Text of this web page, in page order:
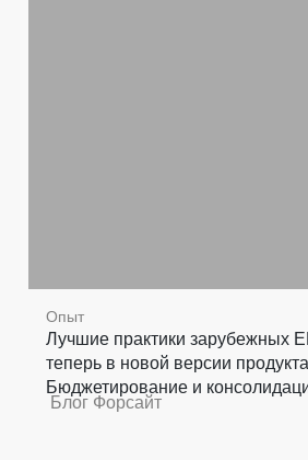
Опыт
Лучшие практики зарубежных
теперь в новой версии
Бюджетирование и
Блог Форсайт